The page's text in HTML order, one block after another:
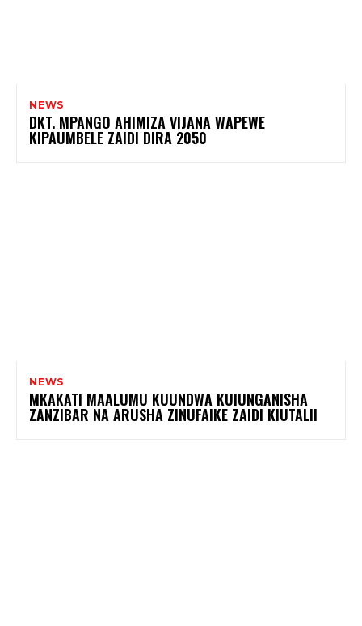
NEWS
DKT. MPANGO AHIMIZA VIJANA WAPEWE
KIPAUMBELE ZAIDI DIRA 2050
NEWS
MKAKATI MAALUMU KUUNDWA KUIUNGANISHA
ZANZIBAR NA ARUSHA ZINUFAIKE ZAIDI KIUTALII